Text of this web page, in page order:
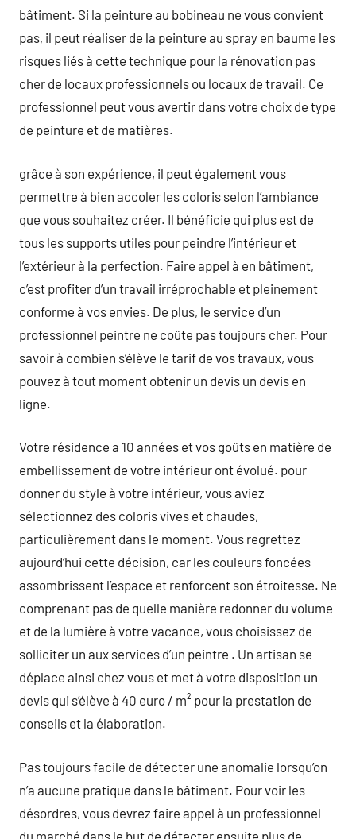
bâtiment. Si la peinture au bobineau ne vous convient
pas, il peut réaliser de la peinture au spray en baume les
risques liés à cette technique pour la rénovation pas
cher de locaux professionnels ou locaux de travail. Ce
professionnel peut vous avertir dans votre choix de type
de peinture et de matières.
grâce à son expérience, il peut également vous
permettre à bien accoler les coloris selon l’ambiance
que vous souhaitez créer. Il bénéficie qui plus est de
tous les supports utiles pour peindre l’intérieur et
l’extérieur à la perfection. Faire appel à en bâtiment,
c’est profiter d’un travail irréprochable et pleinement
conforme à vos envies. De plus, le service d’un
professionnel peintre ne coûte pas toujours cher. Pour
savoir à combien s’élève le tarif de vos travaux, vous
pouvez à tout moment obtenir un devis un devis en
ligne.
Votre résidence a 10 années et vos goûts en matière de
embellissement de votre intérieur ont évolué. pour
donner du style à votre intérieur, vous aviez
sélectionnez des coloris vives et chaudes,
particulièrement dans le moment. Vous regrettez
aujourd’hui cette décision, car les couleurs foncées
assombrissent l’espace et renforcent son étroitesse. Ne
comprenant pas de quelle manière redonner du volume
et de la lumière à votre vacance, vous choisissez de
solliciter un aux services d’un peintre . Un artisan se
déplace ainsi chez vous et met à votre disposition un
devis qui s’élève à 40 euro / m² pour la prestation de
conseils et la élaboration.
Pas toujours facile de détecter une anomalie lorsqu’on
n’a aucune pratique dans le bâtiment. Pour voir les
désordres, vous devrez faire appel à un professionnel
du marché dans le but de détecter ensuite plus de